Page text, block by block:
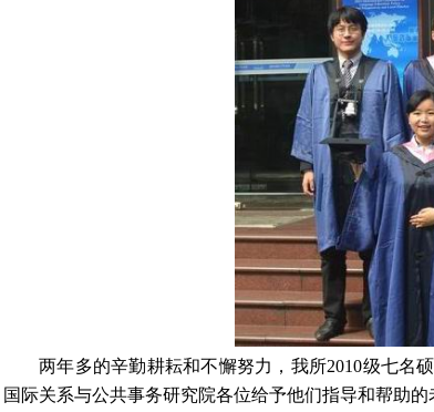
两年多的辛勤耕耘和不懈努力，我所2010级七名
国际关系与公共事务研究院各位给予他们指导和帮助的